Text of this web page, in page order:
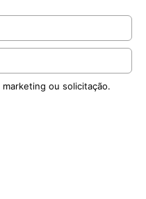
ou solicitação.